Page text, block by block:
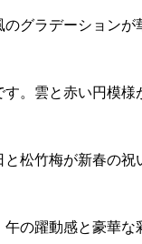
グラデーション
。雲と赤い円模
松竹梅が新春の
の躍動感と豪華な